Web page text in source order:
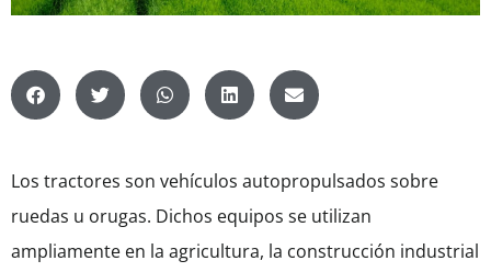
Los tractores son vehículos autopropulsados ​​sobre
ruedas u orugas. Dichos equipos se utilizan
ampliamente en la agricultura, la construcción industrial